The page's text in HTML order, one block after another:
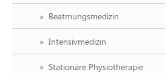
Beatmungsmedizin
Intensivmedizin
Stationäre Physiotherapie